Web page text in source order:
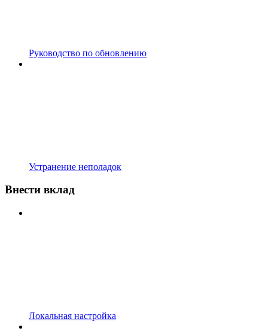
Руководство по обновлению
Устранение неполадок
Внести вклад
Локальная настройка